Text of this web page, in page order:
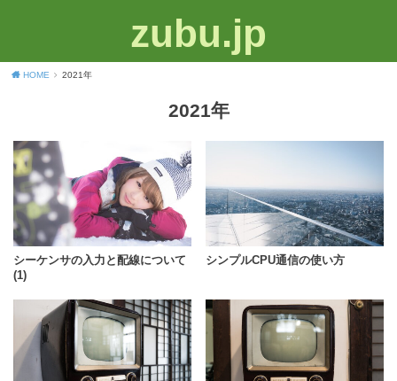
zubu.jp
HOME 2021年
2021年
シーケンサの入力と配線について
(1)
シンプルCPU通信の使い方